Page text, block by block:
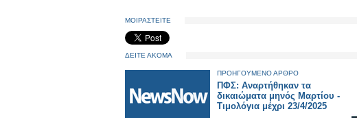
ΜΟΙΡΑΣΤΕΙΤΕ
ΔΕΙΤΕ ΑΚΟΜΑ
ΠΡΟΗΓΟΥΜΕΝΟ ΑΡΘΡΟ
ΠΦΣ: Αναρτήθηκαν τα
δικαιώματα μηνός Μαρτίου -
Τιμολόγια μέχρι 23/4/2025